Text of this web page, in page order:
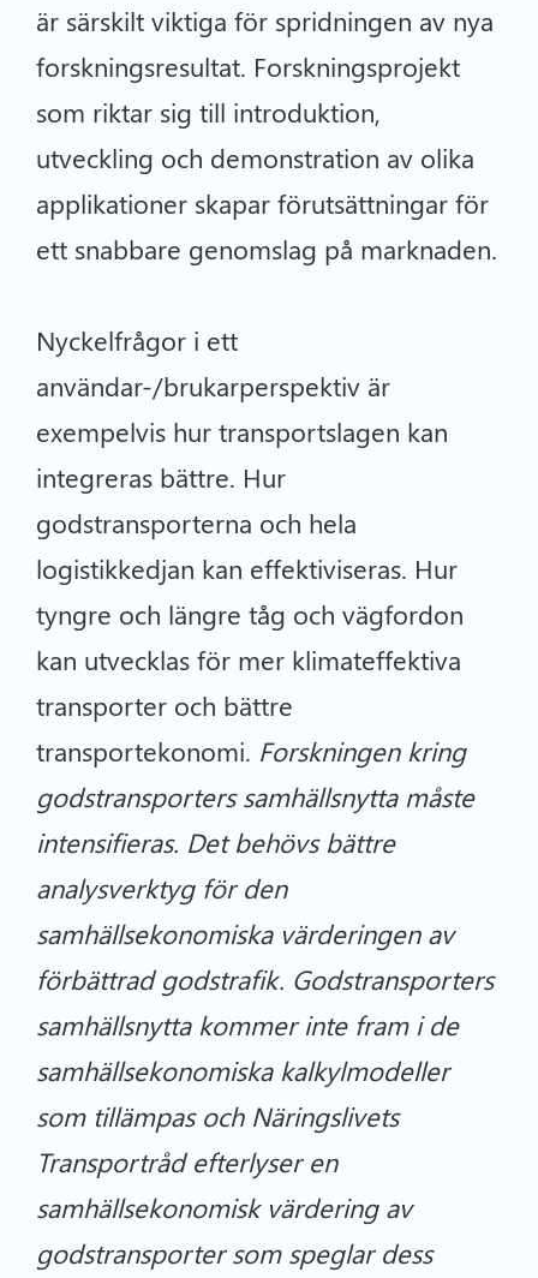
är särskilt viktiga för spridningen av nya
forskningsresultat. Forskningsprojekt
som riktar sig till introduktion,
utveckling och demonstration av olika
applikationer skapar förutsättningar för
ett snabbare genomslag på marknaden.
Nyckelfrågor i ett
användar-/brukarperspektiv är
exempelvis hur transportslagen kan
integreras bättre. Hur
godstransporterna och hela
logistikkedjan kan effektiviseras. Hur
tyngre och längre tåg och vägfordon
kan utvecklas för mer klimateffektiva
transporter och bättre
transportekonomi. Forskningen kring
godstransporters samhällsnytta måste
intensifieras. Det behövs bättre
analysverktyg för den
samhällsekonomiska värderingen av
förbättrad godstrafik. Godstransporters
samhällsnytta kommer inte fram i de
samhällsekonomiska kalkylmodeller
som tillämpas och Näringslivets
Transportråd efterlyser en
samhällsekonomisk värdering av
godstransporter som speglar dess